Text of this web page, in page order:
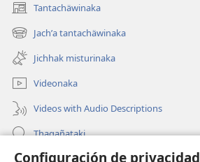
Configuración de privacidad
Tantachäwinaka
(opens
new
window)
Jachʼa tantachäwinaka
(opens
new
window)
Jichhak misturinaka
Videonaka
Videos with Audio Descriptions
Thaqañataki
Oraqpachat yatiyäwinaka